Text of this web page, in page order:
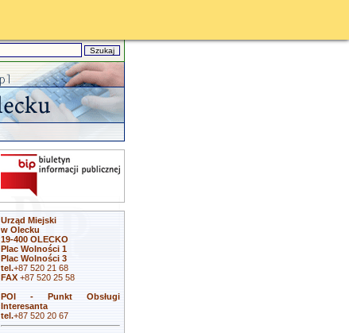
Urząd Miejski
w Olecku
19-400 OLECKO
Plac Wolności 1
Plac Wolności 3
tel.+87 520 21 68
FAX +87 520 25 58
POI - Punkt Obsługi
Interesanta
tel.+87 520 20 67